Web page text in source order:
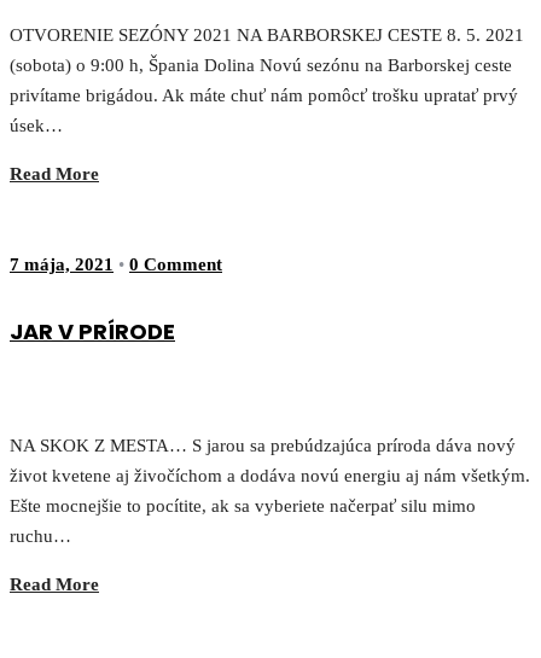
OTVORENIE SEZÓNY 2021 NA BARBORSKEJ CESTE 8. 5. 2021
(sobota) o 9:00 h, Špania Dolina Novú sezónu na Barborskej ceste
privítame brigádou. Ak máte chuť nám pomôcť trošku upratať prvý
úsek…
Read More
7 mája, 2021 • 0 Comment
JAR V PRÍRODE
NA SKOK Z MESTA… S jarou sa prebúdzajúca príroda dáva nový
život kvetene aj živočíchom a dodáva novú energiu aj nám všetkým.
Ešte mocnejšie to pocítite, ak sa vyberiete načerpať silu mimo
ruchu…
Read More